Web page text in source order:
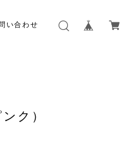
い合わせ
ク）